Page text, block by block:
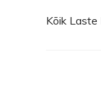
Kõik Laste